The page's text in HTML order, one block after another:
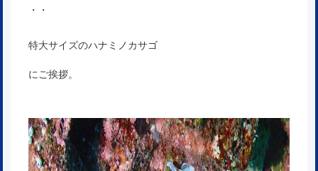
・・
特大サイズのハナミノカサゴ
にご挨拶。